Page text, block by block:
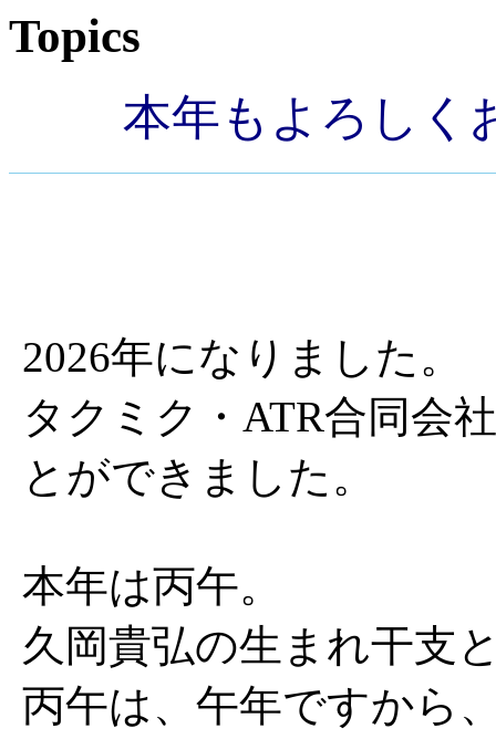
Topics
本年もよろしく
2026年になりました。
タクミク・ATR合同会
とができました。
本年は丙午。
久岡貴弘の生まれ干支
丙午は、午年ですから